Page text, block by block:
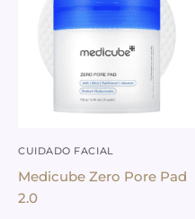
CUIDADO FACIAL
Medicube Zero Pore Pad
2.0